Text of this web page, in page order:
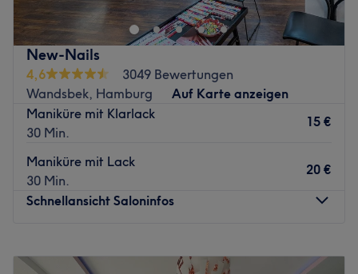
New-Nails
4,6
3049 Bewertungen
Wandsbek, Hamburg
Auf Karte anzeigen
Maniküre mit Klarlack
30 Min.
15 €
Maniküre mit Lack
30 Min.
20 €
Schnellansicht Saloninfos
Dienstag